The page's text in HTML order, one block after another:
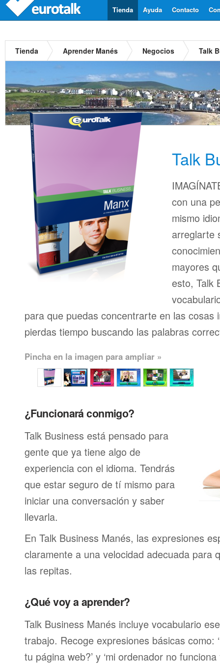
Contacto
Ayuda
Tienda
Tienda Aprender Manés Negocios Talk
Talk
con una
mismo
arreglarte
mayores
esto, Talk
para que puedas concentrarte en las cosas
pierdas tiempo buscando las palabras
Pincha en la imagen para ampliar »
¿Funcionará conmigo?
Talk Business está pensado para
gente que ya tiene algo de
experiencia con el idioma. Tendrás
que estar seguro de tí mismo para
iniciar una conversación y saber
llevarla.
En Talk Business Manés, las expresiones
claramente a una velocidad adecuada para
las repitas.
¿Qué voy a aprender?
Talk Business Manés incluye vocabulario
trabajo. Recoge expresiones básicas como:
tu página web?’ y ‘mi ordenador no